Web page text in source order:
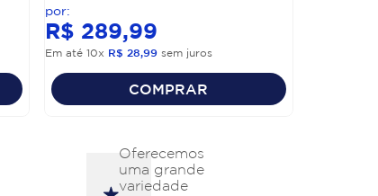
R$ 289,99
Em até10x R$ 28,99 sem juros
COMPRAR
Oferecemos
uma grande
variedade